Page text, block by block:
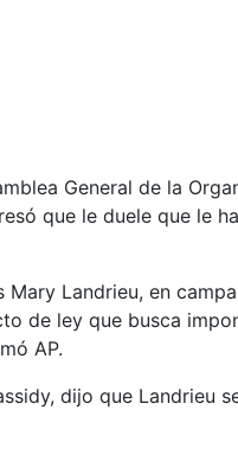
General de la
que le duele que le
Landrieu, en
de ley que busca
AP.
dijo que Landrieu